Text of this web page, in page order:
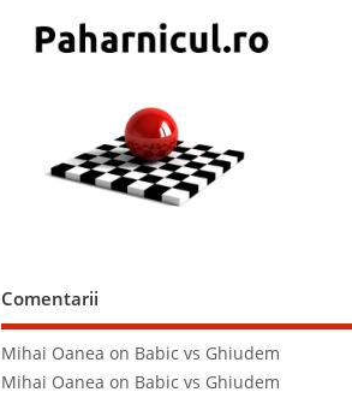
Comentarii
Mihai Oanea on Babic vs Ghiudem
Mihai Oanea on Babic vs Ghiudem